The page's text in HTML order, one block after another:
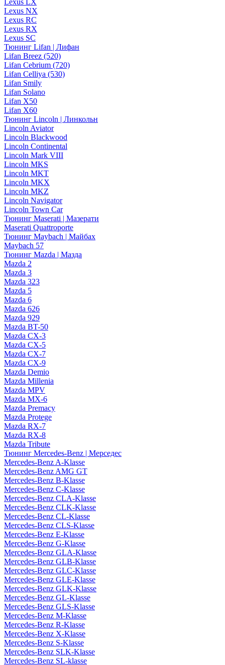
Lexus LX
Lexus NX
Lexus RC
Lexus RX
Lexus SC
Тюнинг Lifan | Лифан
Lifan Breez (520)
Lifan Cebrium (720)
Lifan Celliya (530)
Lifan Smily
Lifan Solano
Lifan X50
Lifan X60
Тюнинг Lincoln | Линкольн
Lincoln Aviator
Lincoln Blackwood
Lincoln Continental
Lincoln Mark VIII
Lincoln MKS
Lincoln MKT
Lincoln MKX
Lincoln MKZ
Lincoln Navigator
Lincoln Town Car
Тюнинг Maserati | Мазерати
Maserati Quattroporte
Тюнинг Maybach | Майбах
Maybach 57
Тюнинг Mazda | Мазда
Mazda 2
Mazda 3
Mazda 323
Mazda 5
Mazda 6
Mazda 626
Mazda 929
Mazda BT-50
Mazda CX-3
Mazda CX-5
Mazda CX-7
Mazda CX-9
Mazda Demio
Mazda Millenia
Mazda MPV
Mazda MX-6
Mazda Premacy
Mazda Protege
Mazda RX-7
Mazda RX-8
Mazda Tribute
Тюнинг Mercedes-Benz | Мерседес
Mercedes-Benz A-Klasse
Mercedes-Benz AMG GT
Mercedes-Benz B-Klasse
Mercedes-Benz C-Klasse
Mercedes-Benz CLA-Klasse
Mercedes-Benz CLK-Klasse
Mercedes-Benz CL-Klasse
Mercedes-Benz CLS-Klasse
Mercedes-Benz E-Klasse
Mercedes-Benz G-Klasse
Mercedes-Benz GLA-Klasse
Mercedes-Benz GLB-Klasse
Mercedes-Benz GLC-Klasse
Mercedes-Benz GLE-Klasse
Mercedes-Benz GLK-Klasse
Mercedes-Benz GL-Klasse
Mercedes-Benz GLS-Klasse
Mercedes-Benz M-Klasse
Mercedes-Benz R-Klasse
Mercedes-Benz X-Klasse
Mercedes-Benz S-Klasse
Mercedes-Benz SLK-Klasse
Mercedes-Benz SL-klasse